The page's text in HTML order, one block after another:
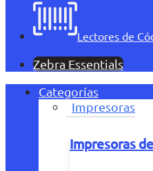
Lectores de
Zebra Essentials
Categorías
Impresoras
Impresoras